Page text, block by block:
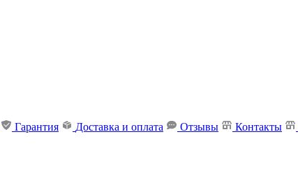
Гарантия Доставка и оплата Отзывы Контакты